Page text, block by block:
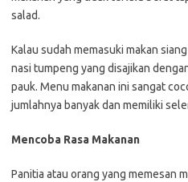
salad.
Kalau sudah memasuki makan
nasi tumpeng yang disajikan
pauk. Menu makanan ini sangat
jumlahnya banyak dan memiliki
Mencoba Rasa Makanan
Panitia atau orang yang memesan